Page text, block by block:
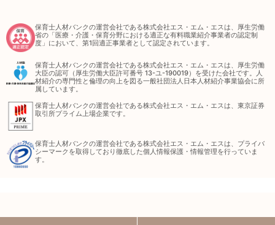
保育士人材バンクの運営会社である株式会社エス・エム・エスは、厚生労働
省の「医療・介護・保育分野における適正な有料職業紹介事業者の認定制
度」において、第1回適正事業者として認定されています。
保育士人材バンクの運営会社である株式会社エス・エム・エスは、厚生労働
大臣の認可（厚生労働大臣許可番号 13-ユ-190019）を受けた会社です。人
材紹介の専門性と倫理の向上を図る一般社団法人日本人材紹介事業協会に所
属しています。
保育士人材バンクの運営会社である株式会社エス・エム・エスは、東京証券
取引所プライム上場企業です。
保育士人材バンクの運営会社である株式会社エス・エム・エスは、プライバ
シーマークを取得しており徹底した個人情報保護・情報管理を行っていま
す。